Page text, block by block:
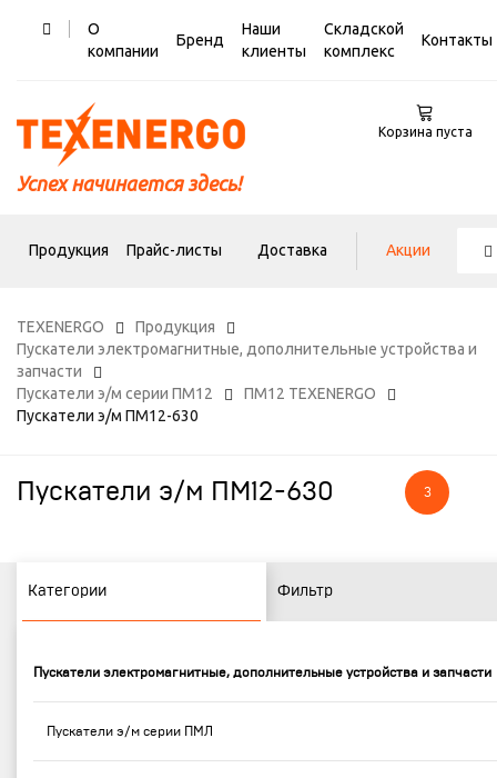
О
компании
Бренд
Наши
клиенты
Складской
комплекс
Контакты
Успех начинается здесь!
Корзина пуста
Продукция Прайс-листы Доставка Акции
TEXENERGO
Продукция
Пускатели электромагнитные, дополнительные устройства и
запчасти
Пускатели э/м серии ПМ12
ПМ12 TEXENERGO
Пускатели э/м ПМ12-630
Пускатели э/м ПМ12-630 3
Категории Фильтр
Пускатели электромагнитные, дополнительные устройства и запчасти
Пускатели э/м серии ПМЛ